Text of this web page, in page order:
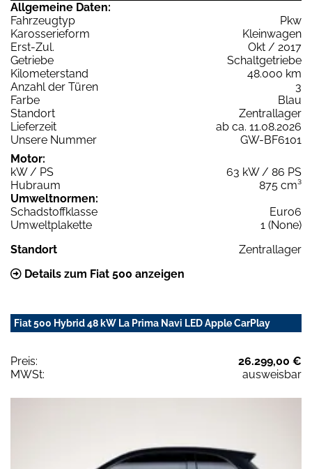
Allgemeine Daten:
Fahrzeugtyp
Pkw
Karosserieform
Kleinwagen
Erst-Zul.
Okt / 2017
Getriebe
Schaltgetriebe
Kilometerstand
48.000 km
Anzahl der Türen
3
Farbe
Blau
Standort
Zentrallager
Lieferzeit
ab ca. 11.08.2026
Unsere Nummer
GW-BF6101
Motor:
kW / PS
63 kW / 86 PS
Hubraum
875 cm³
Umweltnormen:
Schadstoffklasse
Euro6
Umweltplakette
1 (None)
Standort
Zentrallager
Details zum Fiat 500 anzeigen
Fiat 500 Hybrid 48 kW La Prima Navi LED Apple CarPlay
Preis:
26.299,00 €
MWSt:
ausweisbar